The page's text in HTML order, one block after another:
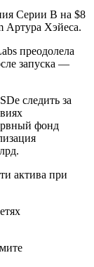
Серии B на $8
Артура Хэйеса.
преодолела
запуска —
следить за
фонд
актива при